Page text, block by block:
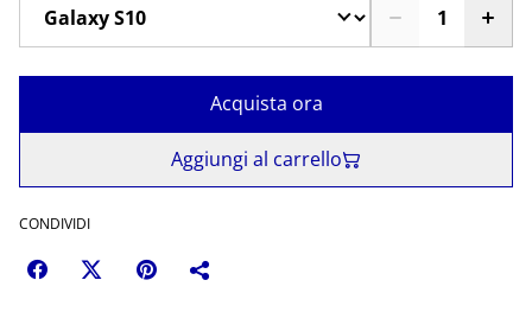
Acquista ora
Aggiungi al carrello
CONDIVIDI